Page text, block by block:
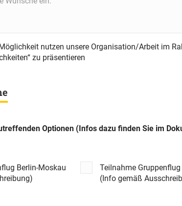
nutzen unsere Organisation/Arbeit im
zu präsentieren
Optionen (Infos dazu finden Sie im
Berlin-Moskau
Teilnahme
(Info gemäß